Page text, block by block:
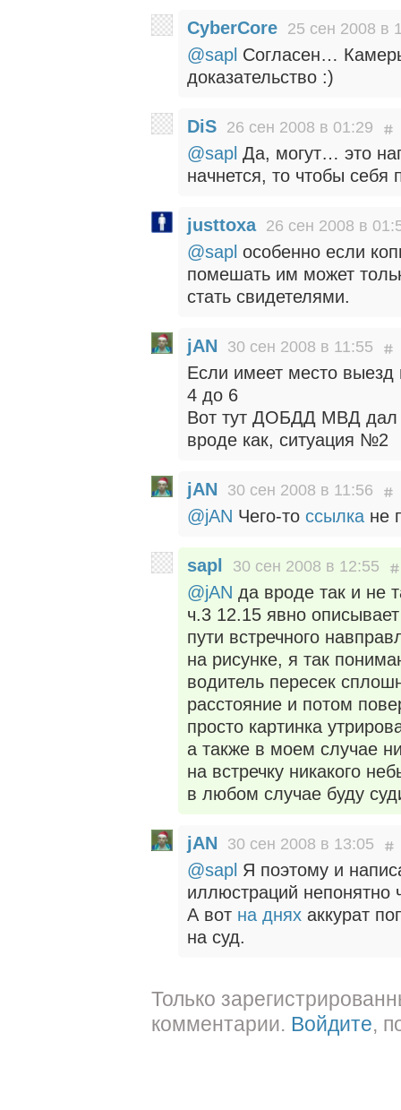
CyberCore 25 сен 2008 в
@sapl Согласен…
доказательство :)
DiS 26 сен 2008 в 01:29
@sapl Да, могут… это
начнется, то чтобы себя
justtoxa 26 сен 2008 в
@sapl особенно если
помешать им может
стать свидетелями.
jAN 30 сен 2008 в 11:55
Если имеет место
4 до 6
Вот тут ДОБДД МВД дал
вроде как, ситуация №2
jAN 30 сен 2008 в 11:56
@jAN Чего-то ссылка не
sapl 30 сен 2008 в 12:55
@jAN да вроде так и не
ч.3 12.15 явно
пути встречного
на рисунке, я так
водитель пересек
расстояние и потом
просто картинка
а также в моем случае
на встречку никакого
в любом случае буду
jAN 30 сен 2008 в 13:05
@sapl Я поэтому и
иллюстраций непонятно
А вот на днях аккурат
на суд.
Только
комментарии. Войдите,